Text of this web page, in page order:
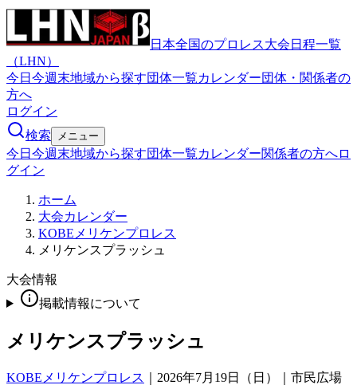
日本全国のプロレス大会日程一覧
（LHN）
今日 今週末地域から探す団体一覧カレンダー団体・関係者の
方へ
ログイン
検索
メニュー
今日 今週末地域から探す団体一覧カレンダー関係者の方へロ
グイン
ホーム
大会カレンダー
KOBEメリケンプロレス
メリケンスプラッシュ
大会情報
掲載情報について
メリケンスプラッシュ
KOBEメリケンプロレス 2026年7月19日（日）｜市民広場